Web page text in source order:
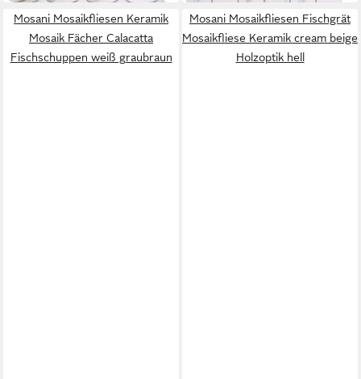
Mosani Mosaikfliesen Keramik
Mosaik Fächer Calacatta
Fischschuppen weiß graubraun
Mosani Mosaikfliesen Fischgrät
Mosaikfliese Keramik cream beige
Holzoptik hell